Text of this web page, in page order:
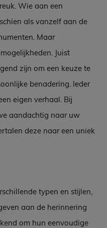
Wie aan een
als vanzelf aan de
Maar
Juist
zijn om een keuze te
benadering. Ieder
eigen verhaal. Bij
aandachtig naar uw
deze naar een uniek
typen en stijlen,
aan de herinnering
om hun eenvoudige